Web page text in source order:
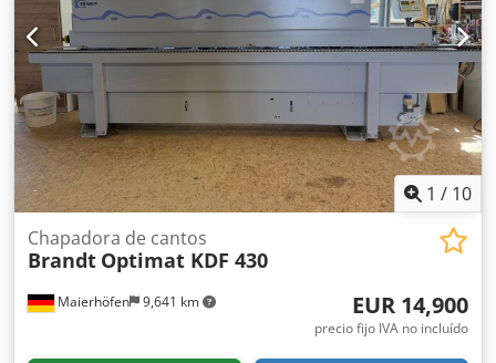
1 / 10
Maierhöfen 9,641 km
Chapadora de cantos
Brandt Optimat KDF 430
EUR 14,900
precio fijo IVA no incluído